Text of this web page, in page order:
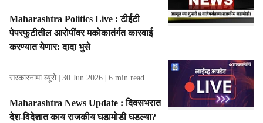
Maharashtra Politics Live : टीईटी
पेपरफुटीतील आरोपींवर मकोकातंर्गत कारवाई
करण्यात येणार: दादा भुसे
सरकारनामा ब्यूरो 30 Jun 2026 6 min read
Maharashtra News Update : दिवसभरात
देश-विदेशात काय राजकीय घडामोडी घडल्या?